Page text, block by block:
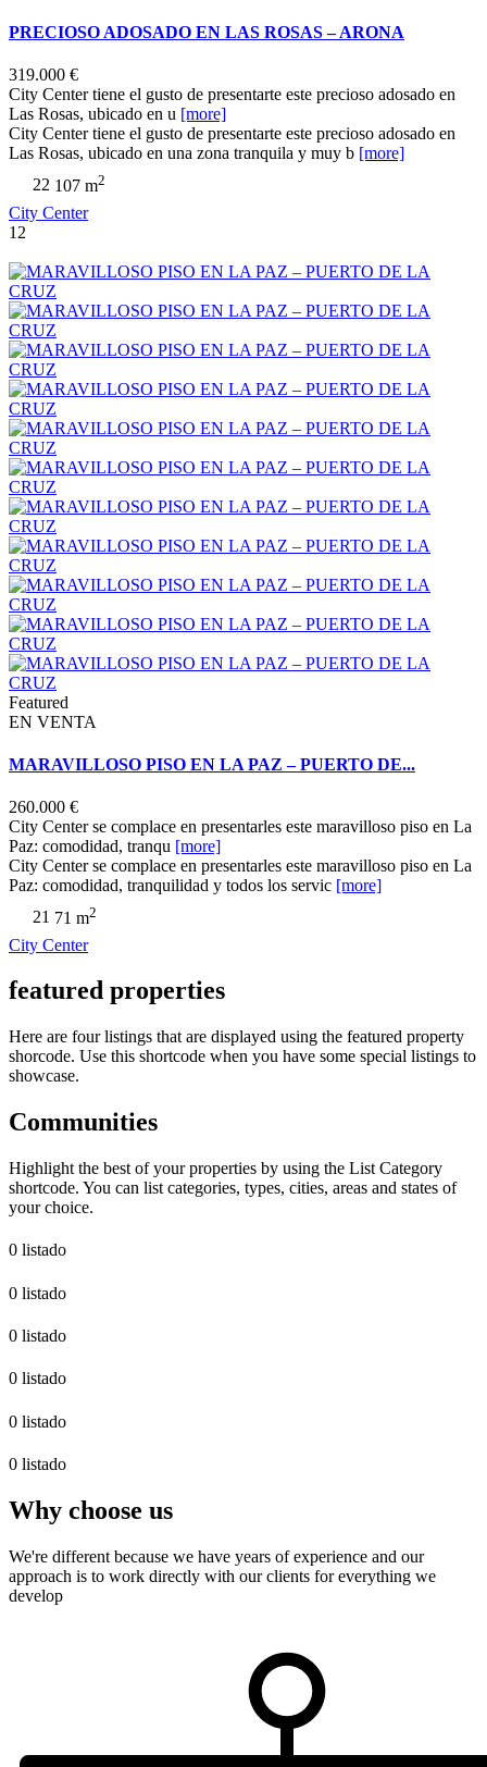
PRECIOSO ADOSADO EN LAS ROSAS – ARONA
319.000 €
City Center tiene el gusto de presentarte este precioso adosado en
Las Rosas, ubicado en u [more]
City Center tiene el gusto de presentarte este precioso adosado en
Las Rosas, ubicado en una zona tranquila y muy b [more]
22 107 m2
City Center
12
Featured
EN VENTA
MARAVILLOSO PISO EN LA PAZ – PUERTO DE...
260.000 €
City Center se complace en presentarles este maravilloso piso en La
Paz: comodidad, tranqu [more]
City Center se complace en presentarles este maravilloso piso en La
Paz: comodidad, tranquilidad y todos los servic [more]
21 71 m2
City Center
featured properties
Here are four listings that are displayed using the featured property
shorcode. Use this shortcode when you have some special listings to
showcase.
Communities
Highlight the best of your properties by using the List Category
shortcode. You can list categories, types, cities, areas and states of
your choice.
0 listado
0 listado
0 listado
0 listado
0 listado
0 listado
Why choose us
We're different because we have years of experience and our
approach is to work directly with our clients for everything we
develop